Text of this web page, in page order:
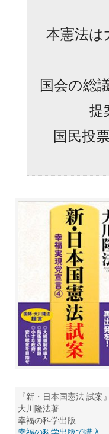
本憲法は
国会の総
提
国民投
『新・日本国憲法 試案』
大川隆法著
幸福の科学出版
幸福の科学出版で購入